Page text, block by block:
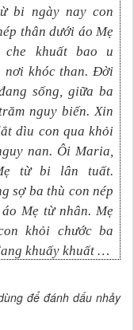
bi ngày nay con
thân dưới áo Mẹ
che khuất bao u
nơi khóc than. Ðời
sống, giữa ba
nguy biến. Xin
dìu con qua khỏi
nan. Ôi Maria,
từ bi lân tuất.
sợ ba thù con nép
Mẹ từ nhân. Mẹ
khỏi chước ba
khuấy khuất …
để đánh dấu nhảy